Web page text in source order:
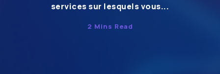
services sur lesquels vous...
2 Mins Read